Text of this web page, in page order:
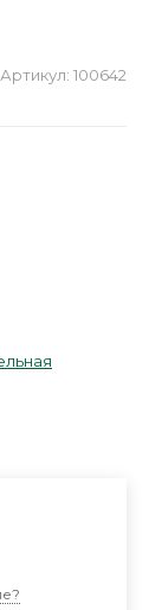
Артикул: 100642